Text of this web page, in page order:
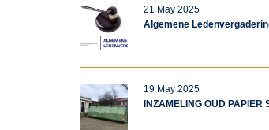
21 May 2025
Algemene
19 May 2025
INZAMELING OUD PAPIER